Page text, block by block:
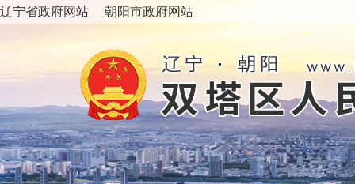
辽宁省政府网站 朝阳市政府网站